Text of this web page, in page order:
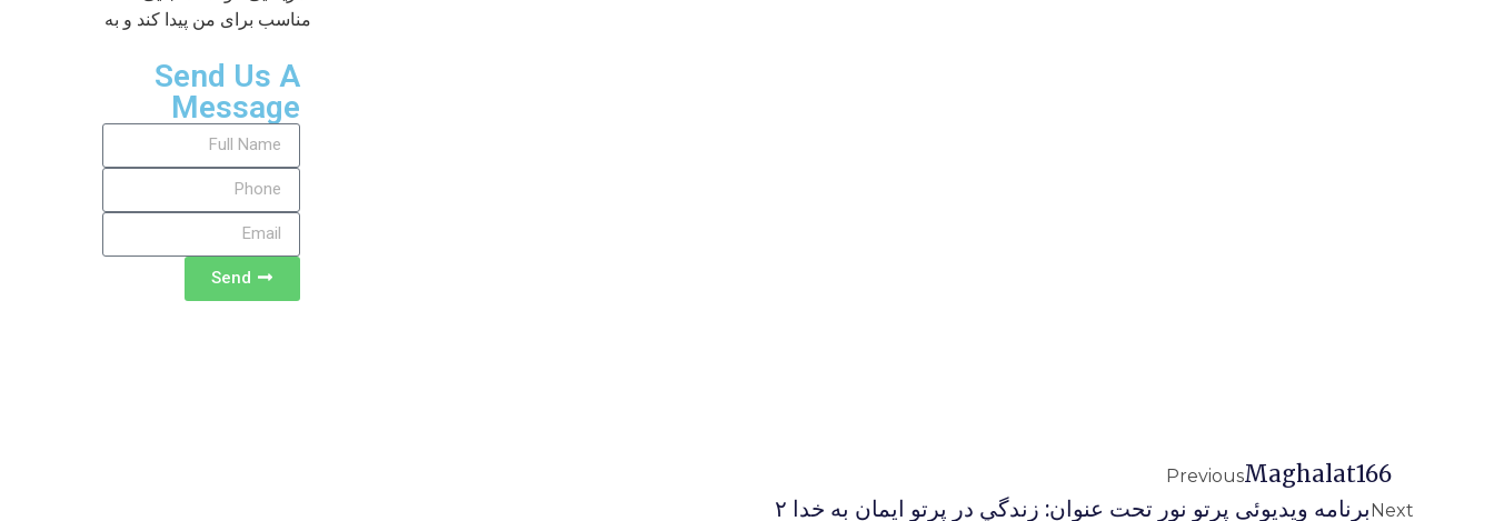
مناسب برای من پیدا کند و به
Send Us A
Message
Send
PreviousMaghalat166
Nextبرنامه ويديوئى پرتو نور تحت عنوان: زندگي در پرتو ايمان به خدا ۲